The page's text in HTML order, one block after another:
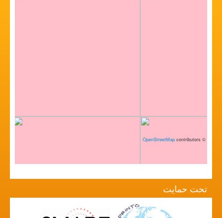
©
OpenStreetMap contributors
تحت حمایت